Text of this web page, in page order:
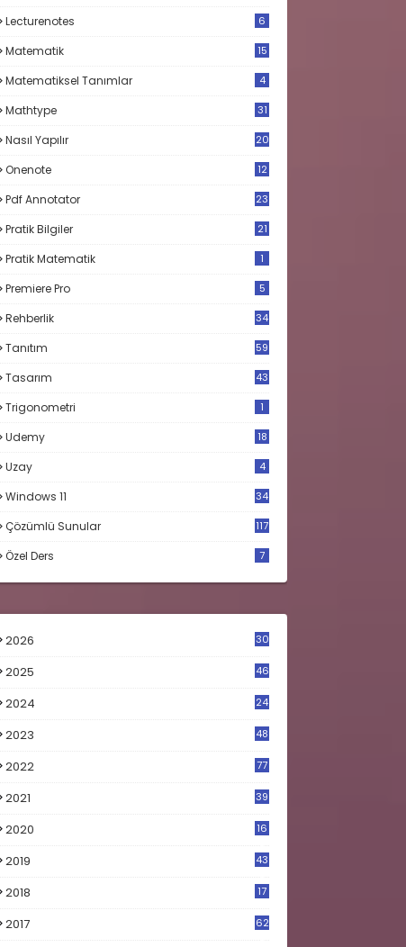
Lecturenotes 6
Matematik
15
Matematiksel Tanımlar 4
Mathtype 31
Nasıl Yapılır 20
Onenote 12
Pdf Annotator 23
Pratik Bilgiler 21
Pratik Matematik 1
Premiere Pro 5
Rehberlik 34
Tanıtım 59
Tasarım 43
Trigonometri 1
Udemy 18
Uzay 4
Windows 11 34
Çözümlü Sunular 117
Özel Ders 7
2026 30
2025 46
2024 24
2023
48
2022 77
2021 39
2020
16
2019
43
2018
17
2017
62